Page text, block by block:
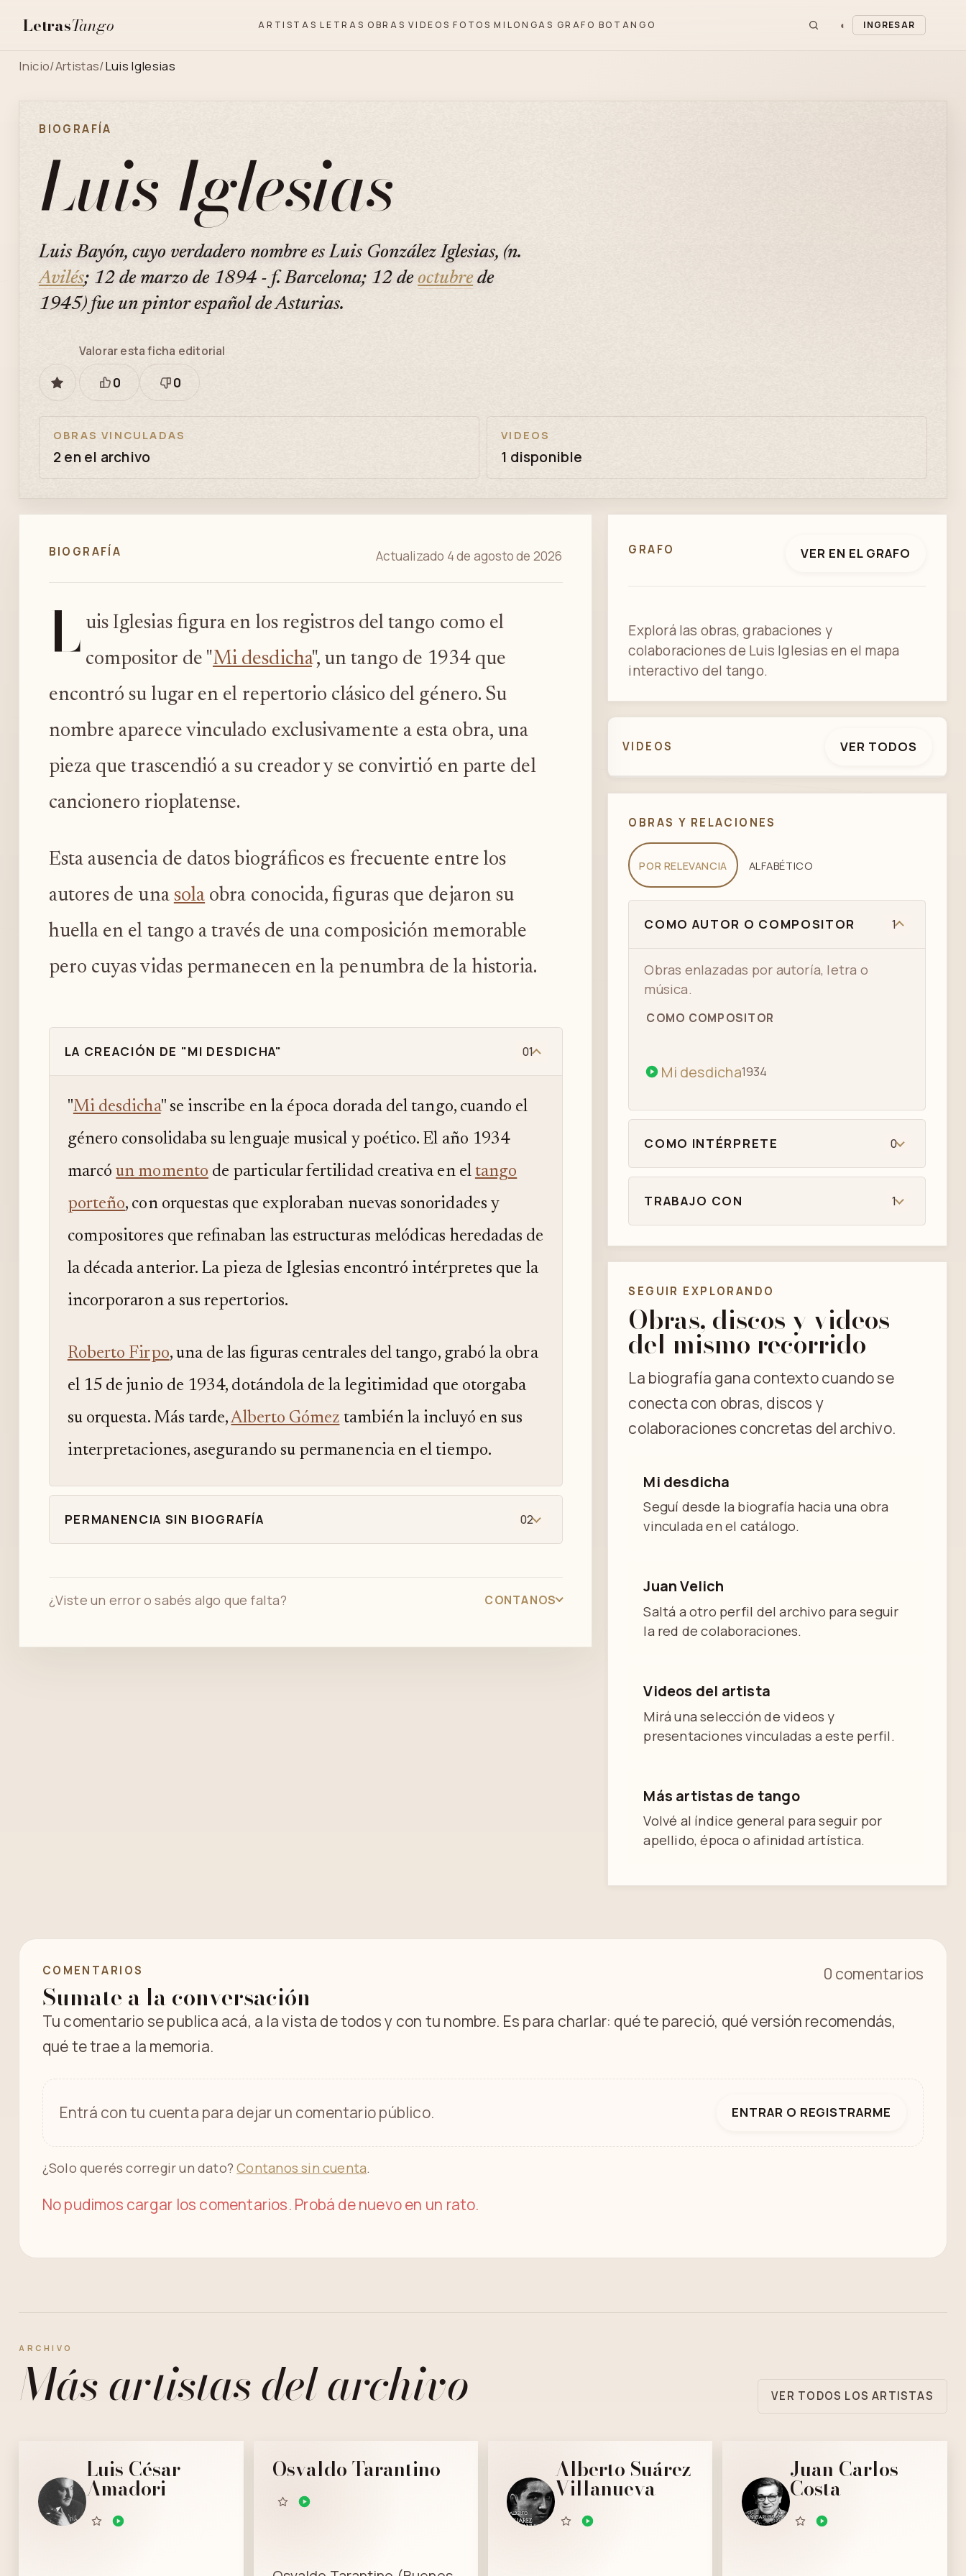
LetrasTango ARTISTAS LETRAS OBRAS VIDEOS FOTOS MILONGAS GRAFO BOTANGO ◐ INGRESAR
Inicio/Artistas/Luis Iglesias
BIOGRAFÍA
Luis Iglesias
Luis Bayón, cuyo verdadero nombre es Luis González Iglesias, (n.
Avilés; 12 de marzo de 1894 - f. Barcelona; 12 deoctubrede
1945) fue un pintor español de Asturias.
GUARDAR
Valorar esta ficha editorial
Está
0
Necesita
0
OBRAS VINCULADAS
2 en el archivo
VIDEOS
1 disponible
BIOGRAFÍA Actualizado 4 de agosto de 2026
L uis Iglesias figura en los registros del tango como el
compositor de "Mi desdicha", un tango de 1934 que
encontró su lugar en el repertorio clásico del género. Su
nombre aparece vinculado exclusivamente a esta obra, una
pieza que trascendió a su creador y se convirtió en parte del
cancionero rioplatense.
Esta ausencia de datos biográficos es frecuente entre los
autores de una sola obra conocida, figuras que dejaron su
huella en el tango a través de una composición memorable
pero cuyas vidas permanecen en la penumbra de la historia.
LA CREACIÓN DE "MI DESDICHA" 01
"Mi desdicha" se inscribe en la época dorada del tango, cuando el
género consolidaba su lenguaje musical y poético. El año 1934
marcóun momento de particular fertilidad creativa en el tango
porteño, con orquestas que exploraban nuevas sonoridades y
compositores que refinaban las estructuras melódicas heredadas de
la década anterior. La pieza de Iglesias encontró intérpretes que la
incorporaron a sus repertorios.
Roberto Firpo, una de las figuras centrales del tango, grabó la obra
el 15 de junio de 1934, dotándola de la legitimidad que otorgaba
su orquesta. Más tarde,Alberto Gómez también la incluyó en sus
interpretaciones, asegurando su permanencia en el tiempo.
PERMANENCIA SIN BIOGRAFÍA 02
¿Viste un error o sabés algo que falta? CONTANOS
GRAFO VER EN EL GRAFO
Explorá las obras, grabaciones y
colaboraciones de Luis Iglesias en el mapa
interactivo del tango.
VIDEOS VER TODOS
OBRAS Y RELACIONES
POR RELEVANCIA ALFABÉTICO
COMO AUTOR O COMPOSITOR 1
Obras enlazadas por autoría, letra o
música.
COMO COMPOSITOR
Mi desdicha1934
COMO INTÉRPRETE 0
TRABAJO CON 1
SEGUIR EXPLORANDO
Obras, discos y videos
del mismo recorrido
La biografía gana contexto cuando se
conecta con obras, discos y
colaboraciones concretas del archivo.
Mi desdicha
Seguí desde la biografía hacia una obra
vinculada en el catálogo.
Juan Velich
Saltá a otro perfil del archivo para seguir
la red de colaboraciones.
Videos del artista
Mirá una selección de videos y
presentaciones vinculadas a este perfil.
Más artistas de tango
Volvé al índice general para seguir por
apellido, época o afinidad artística.
COMENTARIOS
Sumate a la conversación
0 comentarios
Tu comentario se publica acá, a la vista de todos y con tu nombre. Es para charlar: qué te pareció, qué versión recomendás,
qué te trae a la memoria.
Entrá con tu cuenta para dejar un comentario público. ENTRAR O REGISTRARME
¿Solo querés corregir un dato?Contanos sin cuenta.
No pudimos cargar los comentarios. Probá de nuevo en un rato.
ARCHIVO
Más artistas del archivo VER TODOS LOS ARTISTAS
Luis César
Amadori
Osvaldo Tarantino Alberto Suárez
Villanueva
Juan Carlos
Costa